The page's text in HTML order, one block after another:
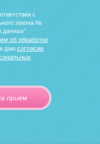
с
закона №
данных”
об обработке
и даю согласие